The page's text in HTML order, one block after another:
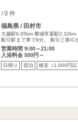
/ 0 件
福島県 / 田村市
大越駅6.05km 磐城常葉駅2.32km
船引駅まで車で9分。 船引三春IC
営業時間 9:00～21:00
入浴料金 500円～
日帰り 宿泊 格安（1,000円以